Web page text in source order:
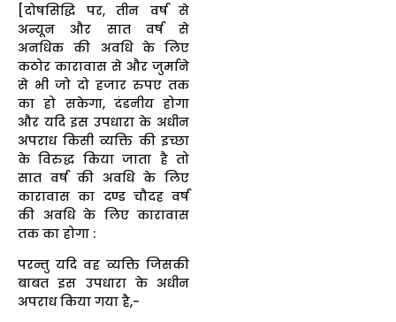
[दोषसिद्धि पर, तीन वर्ष से
अन्यून और सात वर्ष से
अनधिक की अवधि के लिए
कठोर कारावास से और जुर्माने
से भी जो दो हजार रुपए तक
का हो सकेगा, दंडनीय होगा
और यदि इस उपधारा के अधीन
अपराध किसी व्यक्ति की इच्छा
के विरुद्ध किया जाता है तो
सात वर्ष की अवधि के लिए
कारावास का दण्ड चौदह वर्ष
की अवधि के लिए कारावास
तक का होगा :
परन्तु यदि वह व्यक्ति जिसकी
बाबत इस उपधारा के अधीन
अपराध किया गया है,-